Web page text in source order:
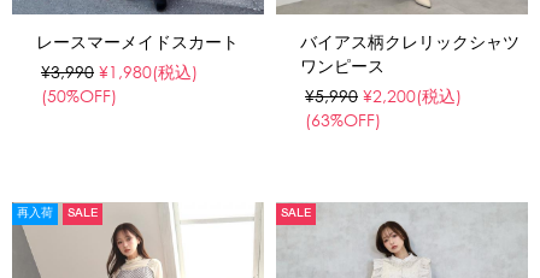
レースマーメイドスカート
¥3,990 ¥1,980(税込)
(50%OFF)
バイアス柄クレリックシャツ
ワンピース
¥5,990 ¥2,200(税込)
(63%OFF)
再入荷 SALE SALE